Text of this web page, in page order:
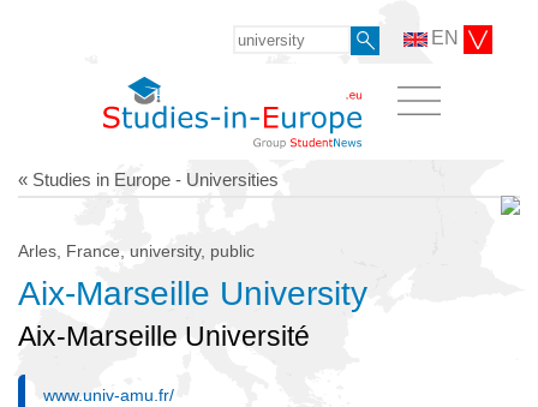
EN
« Studies in Europe - Universities
Arles, France, university, public
Aix-Marseille University
Aix-Marseille Université
www.univ-amu.fr/